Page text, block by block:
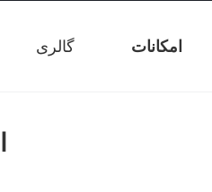
امکانات گالری